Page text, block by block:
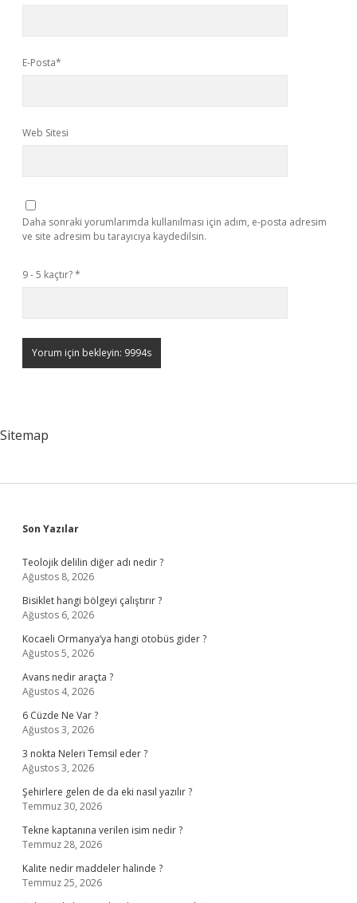
E-Posta*
Web Sitesi
Daha sonraki yorumlarımda kullanılması için adım, e-posta adresim
ve site adresim bu tarayıcıya kaydedilsin.
9 - 5 kaçtır?*
Sitemap
Sidebar
Son Yazılar
Teolojik delilin diğer adı nedir ?
Ağustos 8, 2026
Bisiklet hangi bölgeyi çalıştırır ?
Ağustos 6, 2026
Kocaeli Ormanya’ya hangi otobüs gider ?
Ağustos 5, 2026
Avans nedir araçta ?
Ağustos 4, 2026
6 Cüzde Ne Var ?
Ağustos 3, 2026
3 nokta Neleri Temsil eder ?
Ağustos 3, 2026
Şehirlere gelen de da eki nasıl yazılır ?
Temmuz 30, 2026
Tekne kaptanına verilen isim nedir ?
Temmuz 28, 2026
Kalite nedir maddeler halinde ?
Temmuz 25, 2026